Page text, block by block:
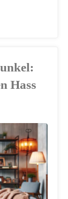
Hass